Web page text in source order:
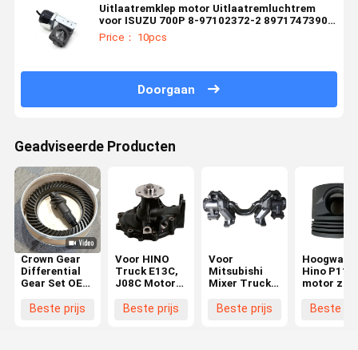
Uitlaatremklep motor Uitlaatremluchtrem
voor ISUZU 700P 8-97102372-2 8971747390
8972579160 8980566740
Price： 10pcs
Doorgaan
Geadviseerde Producten
Crown Gear
Differential
Gear Set OEM
Geschikt voor
Beste prijs
Voor HINO
Truck E13C,
J08C Motor
16100-3467
Beste prijs
Voor
Mitsubishi
Mixer Truck
Balance
Beste prijs
Hino P11C
motor
zuiger
Beste